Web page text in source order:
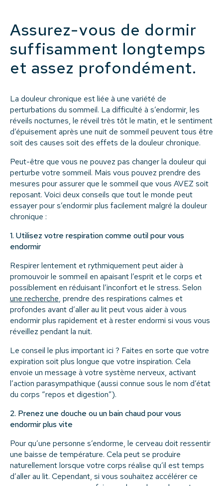
Assurez-vous de dormir
suffisamment longtemps
et assez profondément.
La douleur chronique est liée à une variété de
perturbations du sommeil. La difficulté à s’endormir, les
réveils nocturnes, le réveil très tôt le matin, et le sentiment
d’épuisement après une nuit de sommeil peuvent tous être
soit des causes soit des effets de la douleur chronique.
Peut-être que vous ne pouvez pas changer la douleur qui
perturbe votre sommeil. Mais vous pouvez prendre des
mesures pour assurer que le sommeil que vous AVEZ soit
reposant. Voici deux conseils que tout le monde peut
essayer pour s’endormir plus facilement malgré la douleur
chronique :
1. Utilisez votre respiration comme outil pour vous
endormir
Respirer lentement et rythmiquement peut aider à
promouvoir le sommeil en apaisant l’esprit et le corps et
possiblement en réduisant l’inconfort et le stress. Selon
une recherche, prendre des respirations calmes et
profondes avant d’aller au lit peut vous aider à vous
endormir plus rapidement et à rester endormi si vous vous
réveillez pendant la nuit.
Le conseil le plus important ici ? Faites en sorte que votre
expiration soit plus longue que votre inspiration. Cela
envoie un message à votre système nerveux, activant
l’action parasympathique (aussi connue sous le nom d’état
du corps “repos et digestion”).
2. Prenez une douche ou un bain chaud pour vous
endormir plus vite
Pour qu’une personne s’endorme, le cerveau doit ressentir
une baisse de température. Cela peut se produire
naturellement lorsque votre corps réalise qu’il est temps
d’aller au lit. Cependant, si vous souhaitez accélérer ce